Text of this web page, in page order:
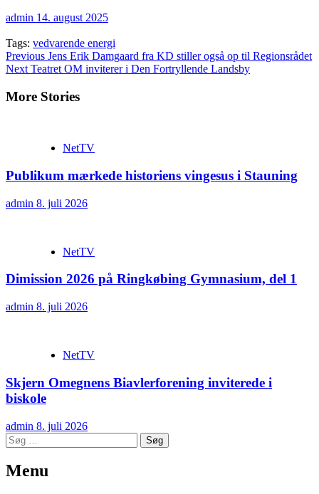
admin 14. august 2025
Tags: vedvarende energi
Continue
Reading
Previous Jens Erik Damgaard fra KD stiller også op til Regionsrådet
Next Teatret OM inviterer i Den Fortryllende Landsby
More Stories
NetTV
Publikum mærkede historiens vingesus i Stauning
admin 8. juli 2026
NetTV
Dimission 2026 på Ringkøbing Gymnasium, del 1
admin 8. juli 2026
NetTV
Skjern Omegnens Biavlerforening inviterede i
biskole
admin 8. juli 2026
Søg
efter:
Menu